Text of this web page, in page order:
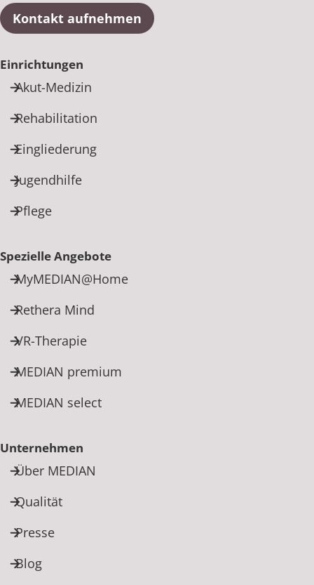
Kontakt aufnehmen
Einrichtungen
Akut-Medizin
Rehabilitation
Eingliederung
Jugendhilfe
Pflege
Spezielle Angebote
MyMEDIAN@Home
Rethera Mind
VR-Therapie
MEDIAN premium
MEDIAN select
Unternehmen
Über MEDIAN
Qualität
Presse
Blog